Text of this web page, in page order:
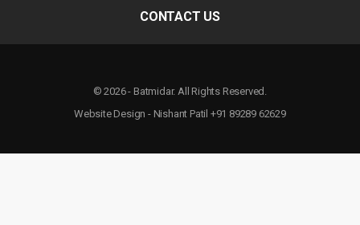
CONTACT US
© 2026 - Batmidar. All Rights Reserved.
Website Design - Nishant Patil +91 89289 62629